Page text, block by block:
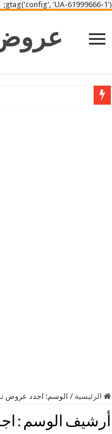
gtag('config', 'UA-61999666-1');
عروض
الرئيسية / الوسم: اجدد عروض
أرشيف الوسم :